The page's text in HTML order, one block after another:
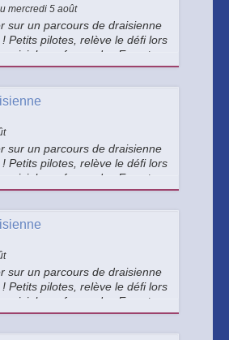
mercredi 5 août
sur un parcours de draisienne
Petits pilotes, relève le défi lors
au forum des Esserts,
festive et familiale. Petits
sur un parcours de draisienne
Petits pilotes, relève le défi lors
au forum des Esserts,
festive et familiale. Petits
sur un parcours de draisienne
Petits pilotes, relève le défi lors
au forum des Esserts,
festive et familiale. Petits